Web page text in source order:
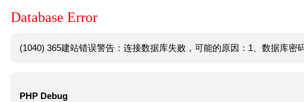
Database Error
(1040) 365建站错误警告：连接数据库失败，可能的原因：1、数据库密
PHP Debug